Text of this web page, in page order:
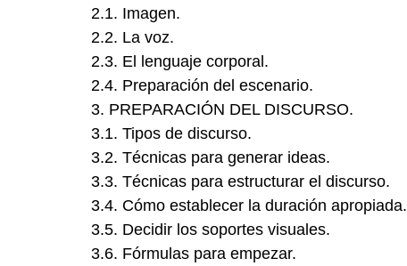
2.1. Imagen.
2.2. La voz.
2.3. El lenguaje corporal.
2.4. Preparación del escenario.
3. PREPARACIÓN DEL DISCURSO.
3.1. Tipos de discurso.
3.2. Técnicas para generar ideas.
3.3. Técnicas para estructurar el discurso.
3.4. Cómo establecer la duración apropiada.
3.5. Decidir los soportes visuales.
3.6. Fórmulas para empezar.